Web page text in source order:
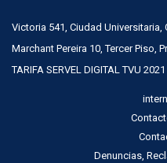
Victoria 541, Ciudad Universitaria,
Marchant Pereira 10, Tercer Piso,
TARIFA SERVEL DIGITAL TVU 2021
Denuncias,